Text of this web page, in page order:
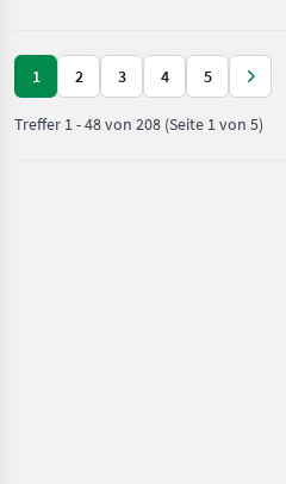
1 2 3 4 5
Treffer 1-48von 208 (Seite 1 von 5)